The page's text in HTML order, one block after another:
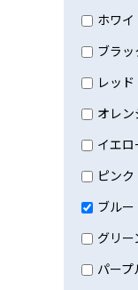
ホワイ
ブラッ
レッド
オレン
イエロ
ピンク
ブルー
グリー
パープ